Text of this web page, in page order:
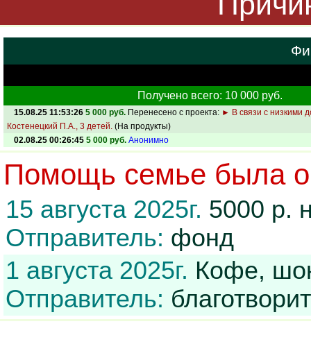
Получено всего: 10 000 руб.
15.08.25 11:53:26 5 000 руб. Перенесено с проекта: ► В связи с низкими
Костенецкий П.А., 3 детей. (На продукты)
02.08.25 00:26:45 5 000 руб. Анонимно
Помощь семье была
15 августа 2025г. 5000 р.
Отправитель: фонд
1 августа 2025г. Кофе,
Отправитель: